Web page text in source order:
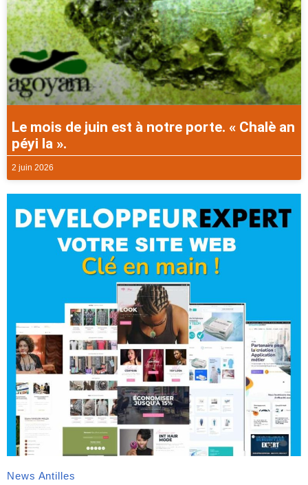
Le mois de juin est à notre porte. « Chalè an
péyi la ».
2 juin 2026
News Antilles